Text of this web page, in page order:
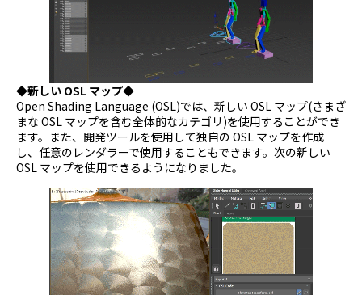
◆新しい OSL マップ◆
Open Shading Language (OSL)では、新しい OSL マップ(さまざ
まな OSL マップを含む全体的なカテゴリ)を使用することができ
ます。また、開発ツールを使用して独自の OSL マップを作成
し、任意のレンダラーで使用することもできます。次の新しい
OSL マップを使用できるようになりました。